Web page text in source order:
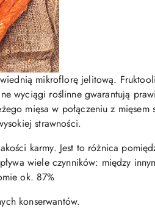
mikroflorę jelitową.
wyciągi roślinne gwarantują
mięsa w połączeniu z mięsem
strawności.
karmy. Jest to różnica
wiele czynników: między
ok. 87%
konserwantów.